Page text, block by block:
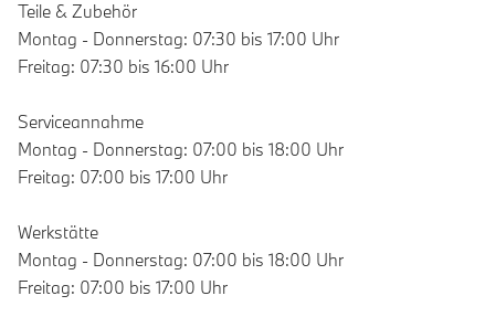
Teile & Zubehör
Montag - Donnerstag: 07:30 bis 17:00 Uhr
Freitag: 07:30 bis 16:00 Uhr
Serviceannahme
Montag - Donnerstag: 07:00 bis 18:00 Uhr
Freitag: 07:00 bis 17:00 Uhr
Werkstätte
Montag - Donnerstag: 07:00 bis 18:00 Uhr
Freitag: 07:00 bis 17:00 Uhr